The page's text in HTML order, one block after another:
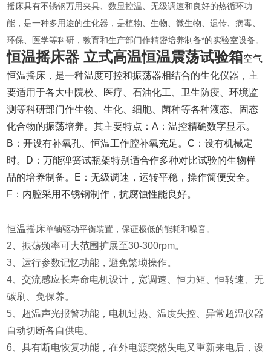
摇床具有不锈钢万用夹具、数显控温、无级调速和良好的热循环功
能，是一种多用途的生化器，是植物、生物、微生物、遗传、病毒、
环保、医学等科研，教育和生产部门作精密培养制备*的实验室设备。
恒温摇床器 立式高温恒温震荡试验箱空气
恒温摇床，是一种温度可控和振荡器相结合的生化仪器，主
要适用于各大中院校、医疗、石油化工、卫生防疫、环境监
测等科研部门作生物、生化、细胞、菌种等各种液态、固态
化合物的振荡培养。其主要特点：A：温控精确数字显示。
B：开设有补氧孔、恒温工作腔补氧充足。C：设有机械定
时。D：万能弹簧试瓶架特别适合作多种对比试验的生物样
品的培养制备。E：无级调速，运转平稳，操作简便安全。
F：内腔采用不锈钢制作，抗腐蚀性能良好。
恒温摇床单轴驱动平衡装置，保证极低的能耗和噪音。
2、振荡频率可大范围扩展至30-300rpm。
3、运行参数记忆功能，避免繁琐操作。
4、交流感应长寿命电机设计，宽调速、恒力矩、恒转速、无
碳刷、免保养。
5、超温声光报警功能，电机过热、温度失控、异常超温仪器
自动切断各自供电。
6、具有断电恢复功能，在外电源突然失电又重新来电后，设